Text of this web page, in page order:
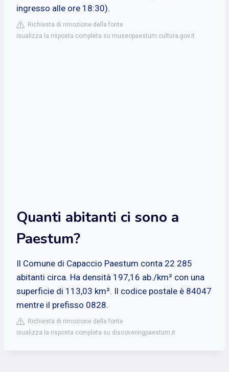
ingresso alle ore 18:30).
Richiesta di rimozione della fonte
isualizza la risposta completa su museopaestum.cultura.gov.it
Quanti abitanti ci sono a
Paestum?
Il Comune di Capaccio Paestum conta 22 285
abitanti circa. Ha densità 197,16 ab./km² con una
superficie di 113,03 km². Il codice postale è 84047
mentre il prefisso 0828.
Richiesta di rimozione della fonte
isualizza la risposta completa su discoveringpaestum.it